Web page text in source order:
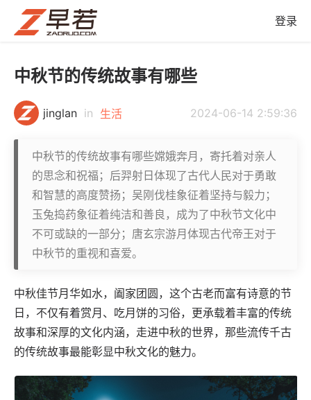
登录
中秋节的传统故事有哪些
jinglan in 生活 2024-06-14 2:59:36
中秋节的传统故事有哪些嫦娥奔月，寄托着对亲人
的思念和祝福；后羿射日体现了古代人民对于勇敢
和智慧的高度赞扬；吴刚伐桂象征着坚持与毅力；
玉兔捣药象征着纯洁和善良，成为了中秋节文化中
不可或缺的一部分；唐玄宗游月体现古代帝王对于
中秋节的重视和喜爱。
中秋佳节月华如水，阖家团圆，这个古老而富有诗意的节
日，不仅有着赏月、吃月饼的习俗，更承载着丰富的传统
故事和深厚的文化内涵，走进中秋的世界，那些流传千古
的传统故事最能彰显中秋文化的魅力。